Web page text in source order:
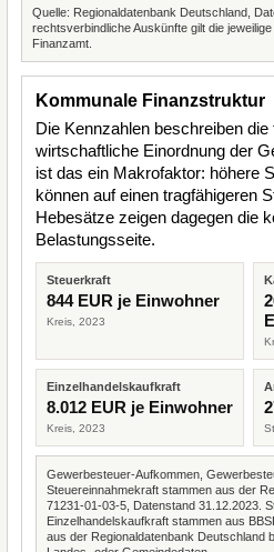
Quelle: Regionaldatenbank Deutschland,
rechtsverbindliche Auskünfte gilt die
Finanzamt.
Kommunale Finanzstruktur
Die Kennzahlen beschreiben die
wirtschaftliche Einordnung der
ist das ein Makrofaktor: höhere
können auf einen tragfähigeren
Hebesätze zeigen dagegen die
Belastungsseite.
Steuerkraft
844 EUR je Einwohner
Kreis, 2023
Einzelhandelskaufkraft
8.012 EUR je Einwohner
Kreis, 2023
Gewerbesteuer-Aufkommen,
Steuereinnahmekraft stammen aus der
71231-01-03-5, Datenstand 31.12.2023.
Einzelhandelskaufkraft stammen aus
aus der Regionaldatenbank Deutschland